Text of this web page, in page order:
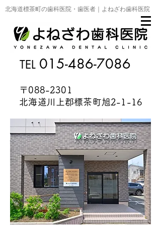
北海道標茶町の歯科医院・歯医者｜よねざわ歯科医院
TEL 015-486-7086
〒088-2301
北海道川上郡標茶町旭2-1-16